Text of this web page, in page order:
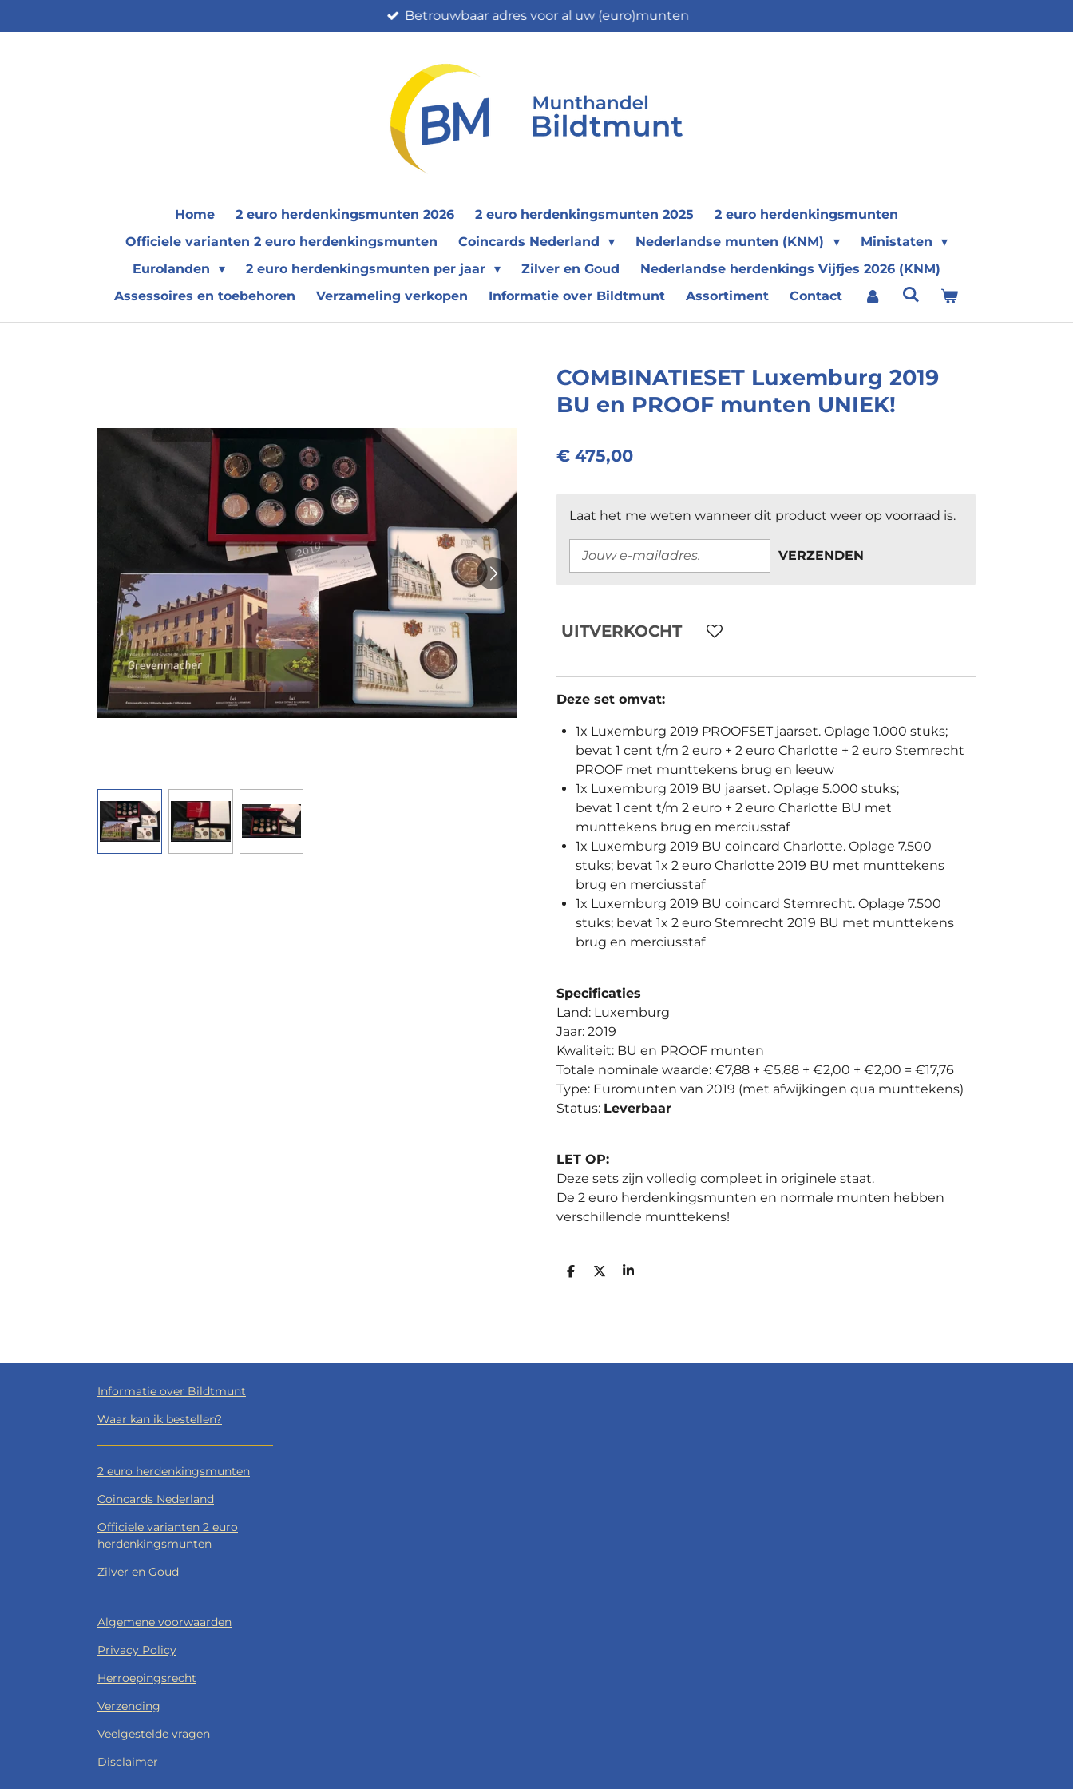
direct
Betrouwbaar adres voor al uw (euro)munten
Home 2 euro herdenkingsmunten 2026 2 euro herdenkingsmunten 2025
2 euro herdenkingsmunten
Officiele varianten 2 euro herdenkingsmunten
Coincards Nederland Nederlandse munten (KNM)
Ministaten
Eurolanden
2 euro herdenkingsmunten per jaar Zilver en Goud
Nederlandse herdenkings Vijfjes 2026 (KNM)
Assessoires en toebehoren
Verzameling verkopen Informatie over Bildtmunt Assortiment Contact
COMBINATIESET Luxemburg 2019
BU en PROOF munten UNIEK!
€ 475,00
Laat het me weten wanneer dit product weer op voorraad is.
VERZENDEN
UITVERKOCHT
Deze set omvat:
1x Luxemburg 2019 PROOFSET jaarset. Oplage 1.000 stuks;
bevat 1 cent t/m 2 euro + 2 euro Charlotte + 2 euro Stemrecht
PROOF met munttekens brug en leeuw
1x Luxemburg 2019 BU jaarset. Oplage 5.000 stuks;
bevat 1 cent t/m 2 euro + 2 euro Charlotte BU met
munttekens brug en merciusstaf
1x Luxemburg 2019 BU coincard Charlotte. Oplage 7.500
stuks; bevat 1x 2 euro Charlotte 2019 BU met munttekens
brug en merciusstaf
1x Luxemburg 2019 BU coincard Stemrecht. Oplage 7.500
stuks; bevat 1x 2 euro Stemrecht 2019 BU met munttekens
brug en merciusstaf
Specificaties
Land: Luxemburg
Jaar: 2019
Kwaliteit: BU en PROOF munten
Totale nominale waarde: €7,88 + €5,88 + €2,00 + €2,00 = €17,76
Type: Euromunten van 2019 (met afwijkingen qua munttekens)
Status: Leverbaar
LET OP:
Deze sets zijn volledig compleet in originele staat.
De 2 euro herdenkingsmunten en normale munten hebben
verschillende munttekens!
D
D
S
Informatie over Bildtmunt
Waar kan ik bestellen?
2 euro herdenkingsmunten
Coincards Nederland
Officiele varianten 2 euro
herdenkingsmunten
Zilver en Goud
Algemene voorwaarden
Privacy Policy
Herroepingsrecht
Verzending
Veelgestelde vragen
Disclaimer